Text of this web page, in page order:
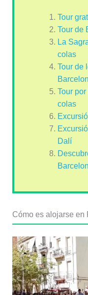
Tour
Tour de
La
colas
Tour de
Tour
colas
Dalí
Cómo es alojarse en